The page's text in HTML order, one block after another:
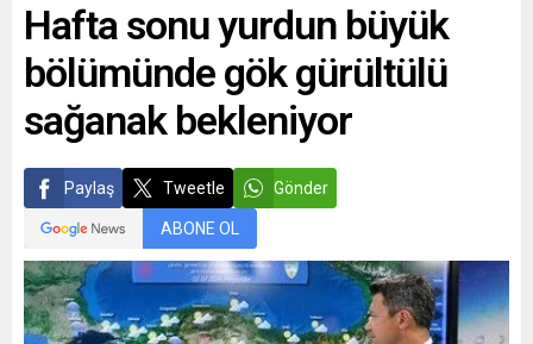
Hafta sonu yurdun büyük
bölümünde gök gürültülü
sağanak bekleniyor
Paylaş Tweetle Gönder
ABONE OL